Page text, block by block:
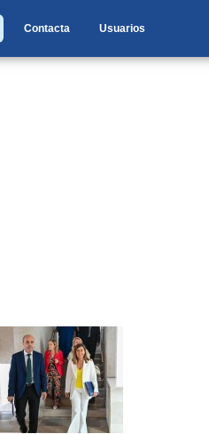
Contacta Usuarios